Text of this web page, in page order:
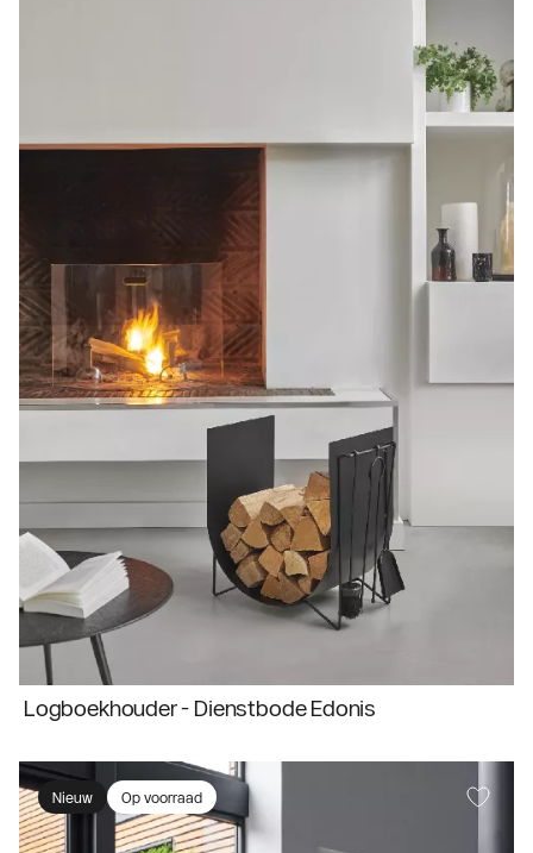
Logboekhouder - Dienstbode Edonis
Nieuw Op voorraad